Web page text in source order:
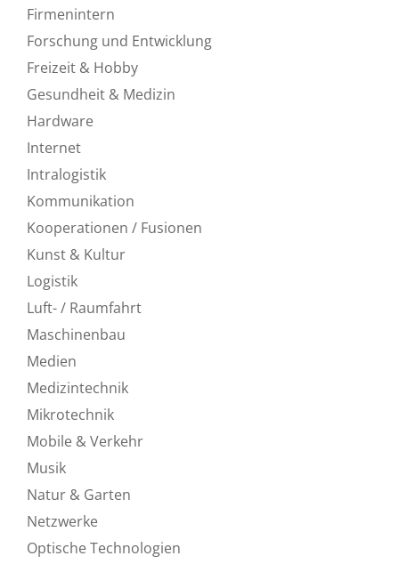
Firmenintern
Forschung und Entwicklung
Freizeit & Hobby
Gesundheit & Medizin
Hardware
Internet
Intralogistik
Kommunikation
Kooperationen / Fusionen
Kunst & Kultur
Logistik
Luft- / Raumfahrt
Maschinenbau
Medien
Medizintechnik
Mikrotechnik
Mobile & Verkehr
Musik
Natur & Garten
Netzwerke
Optische Technologien